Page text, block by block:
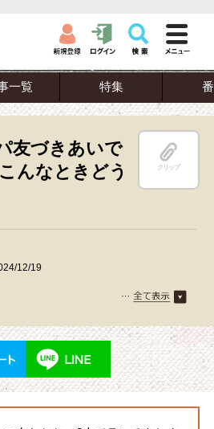
一覧 特集
友づきあいで
んなときどう
クリップ
12/19